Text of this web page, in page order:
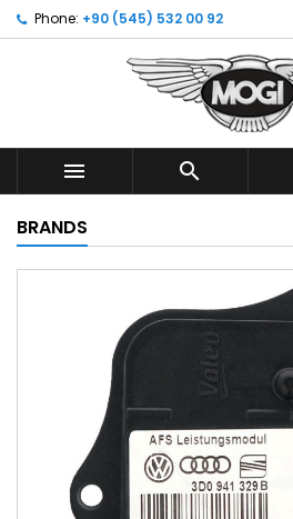
Phone: +90 (545) 532 00 92
 
BRANDS